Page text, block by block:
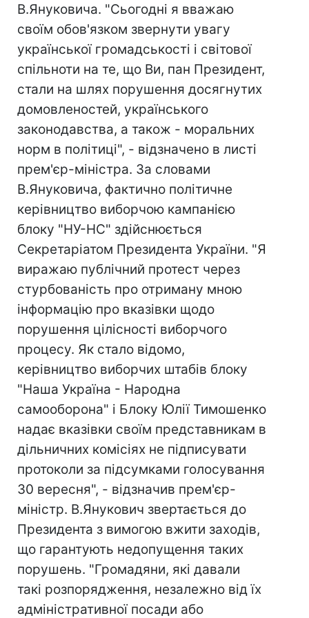
В.Януковича. "Сьогодні я вважаю
своїм обов'язком звернути увагу
української громадськості і світової
спільноти на те, що Ви, пан Президент,
стали на шлях порушення досягнутих
домовленостей, українського
законодавства, а також - моральних
норм в політиці", - відзначено в листі
прем'єр-міністра. За словами
В.Януковича, фактично політичне
керівництво виборчою кампанією
блоку "НУ-НС" здійснюється
Секретаріатом Президента України. "Я
виражаю публічний протест через
стурбованість про отриману мною
інформацію про вказівки щодо
порушення цілісності виборчого
процесу. Як стало відомо,
керівництво виборчих штабів блоку
"Наша Україна - Народна
самооборона" і Блоку Юлії Тимошенко
надає вказівки своїм представникам в
дільничних комісіях не підписувати
протоколи за підсумками голосування
30 вересня", - відзначив прем'єр-
міністр. В.Янукович звертається до
Президента з вимогою вжити заходів,
що гарантують недопущення таких
порушень. "Громадяни, які давали
такі розпорядження, незалежно від їх
адміністративної посади або